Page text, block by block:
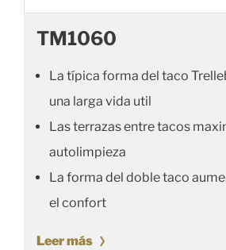
TM1060
La típica forma del taco
una larga vida util
Las terrazas entre tacos
autolimpieza
La forma del doble taco
el confort
Leer más